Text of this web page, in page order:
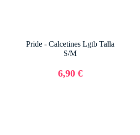
Pride - Calcetines Lgtb Talla
S/M
6,90 €